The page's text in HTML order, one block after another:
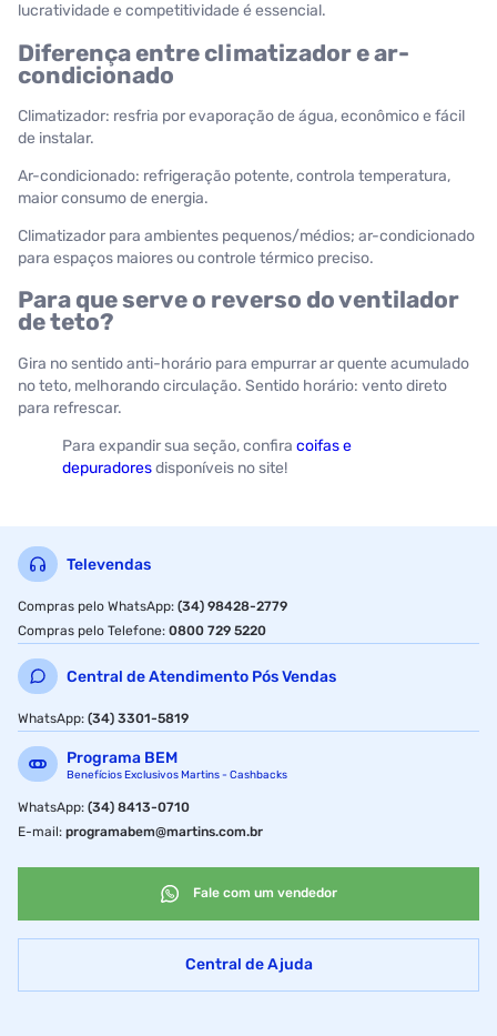
lucratividade e competitividade é essencial.
Diferença entre climatizador e ar-
condicionado
Climatizador: resfria por evaporação de água, econômico e fácil
de instalar.
Ar-condicionado: refrigeração potente, controla temperatura,
maior consumo de energia.
Climatizador para ambientes pequenos/médios; ar-condicionado
para espaços maiores ou controle térmico preciso.
Para que serve o reverso do ventilador
de teto?
Gira no sentido anti-horário para empurrar ar quente acumulado
no teto, melhorando circulação. Sentido horário: vento direto
para refrescar.
Para expandir sua seção, confira coifas e
depuradoresdisponíveis no site!
Televendas
Compras pelo WhatsApp: (34) 98428-2779
Compras pelo Telefone: 0800 729 5220
Central de Atendimento Pós Vendas
WhatsApp: (34) 3301-5819
Programa BEM
Benefícios Exclusivos Martins - Cashbacks
WhatsApp: (34) 8413-0710
E-mail: programabem@martins.com.br
Fale com um vendedor
Central de Ajuda